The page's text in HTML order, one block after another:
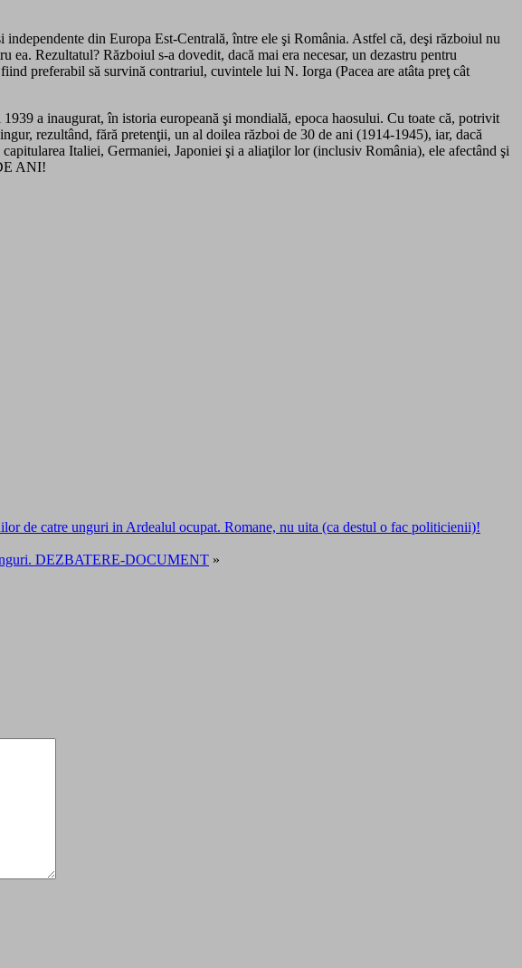
din Europa Est-Centrală, între ele şi România. Astfel că, deşi războiul nu
Rezultatul? Războiul s-a dovedit, dacă mai era necesar, un dezastru pentru
preferabil să survină contrariul, cuvintele lui N. Iorga (Pacea are atâta preţ cât
a inaugurat, în istoria europeană şi mondială, epoca haosului. Cu toate că, potrivit
rezultând, fără pretenţii, un al doilea război de 30 de ani (1914-1945), iar, dacă
Italiei, Germaniei, Japoniei şi a aliaţilor lor (inclusiv România), ele afectând şi
ANI!
de catre unguri in Ardealul ocupat. Romane, nu uita (ca destul o fac politicienii)!
DEZBATERE-DOCUMENT »